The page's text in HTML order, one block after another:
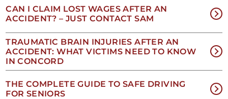
baja.
Revise
nuestra
Política
de
privacidad
y
nuestros
Términos
y
CAN I CLAIM LOST WAGES AFTER AN
ACCIDENT? – JUST CONTACT SAM
TRAUMATIC BRAIN INJURIES AFTER AN
ACCIDENT: WHAT VICTIMS NEED TO KNOW
IN CONCORD
THE COMPLETE GUIDE TO SAFE DRIVING
FOR SENIORS